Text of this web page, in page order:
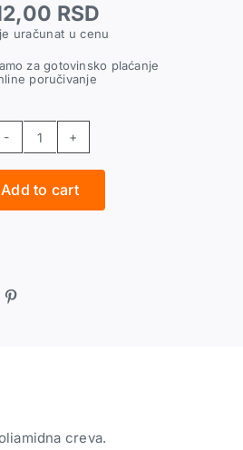
RSD
uračunat u cenu
za gotovinsko plaćanje
poručivanje
Ravni
konektor
za
PA
Add to cart
creva.